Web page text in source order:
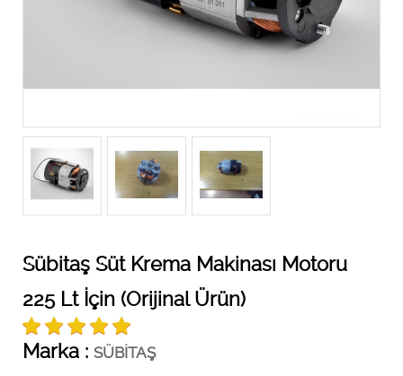
Sübitaş Süt Krema Makinası Motoru
225 Lt İçin (Orijinal Ürün)
Marka : SÜBİTAŞ